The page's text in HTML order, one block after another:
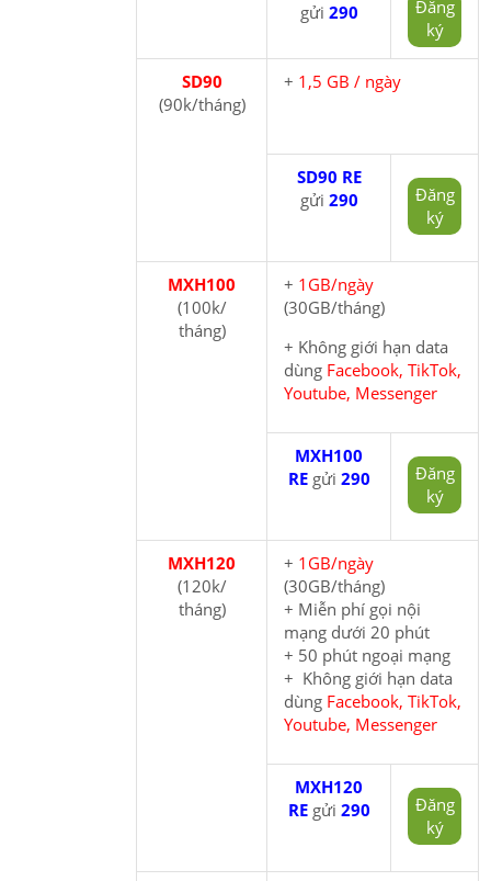
gửi 290
Đăng
ký
SD90
(90k/tháng)
+ 1,5 GB / ngày
SD90 RE
gửi 290
Đăng
ký
MXH100
(100k/
tháng)
+ 1GB/ngày
(30GB/tháng)
+ Không giới hạn data
dùng Facebook, TikTok,
Youtube, Messenger
MXH100
RE gửi 290
Đăng
ký
MXH120
(120k/
tháng)
+ 1GB/ngày
(30GB/tháng)
+ Miễn phí gọi nội
mạng dưới 20 phút
+ 50 phút ngoại mạng
+ Không giới hạn data
dùng Facebook, TikTok,
Youtube, Messenger
MXH120
RE gửi 290
Đăng
ký